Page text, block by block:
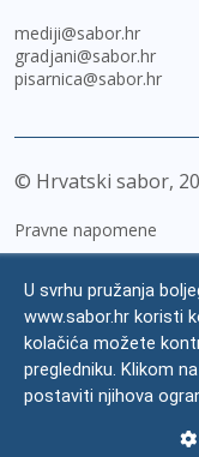
mediji@sabor.hr
gradjani@sabor.hr
pisarnica@sabor.hr
© Hrvatski sabor,
Pravne napomene
Zaštita osobnih
Impressum
Česta pitanja
U svrhu pružanja
www.sabor.hr koristi
kolačića možete
pregledniku. Klikom
postaviti njihova